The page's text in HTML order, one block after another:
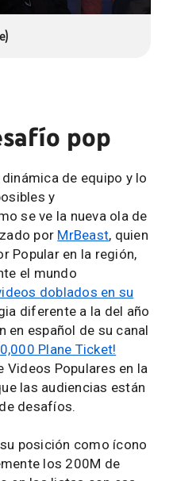
pop
de equipo y lo
y
se ve la nueva ola de
por MrBeast, quien
Popular en la región,
el mundo
doblados en su
diferente a la del año
en español de su canal
Plane Ticket!
Videos Populares en la
las audiencias están
desafíos.
posición como ícono
los 200M de